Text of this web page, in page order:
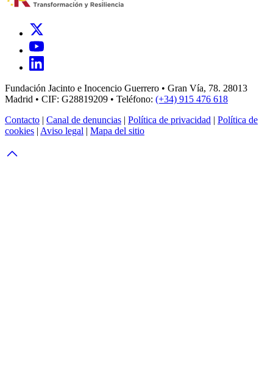
Fundación Jacinto e Inocencio Guerrero • Gran Vía, 78. 28013
Madrid • CIF: G28819209 • Teléfono: (+34) 915 476 618
Contacto | Canal de denuncias | Política de privacidad | Política de
cookies | Aviso legal | Mapa del sitio